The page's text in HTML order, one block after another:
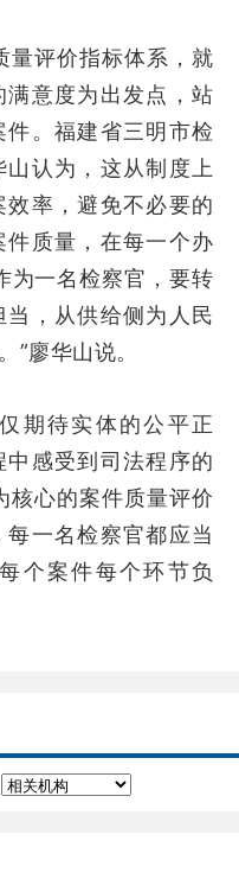
量评价指标体系，就
意度为出发点，站
。福建省三明市检
认为，这从制度上
率，避免不必要的
质量，在每一个办
为一名检察官，要转
，从供给侧为人民
”廖华山说。
期待实体的公平正
感受到司法程序的
核心的案件质量评价
一名检察官都应当
个案件每个环节负